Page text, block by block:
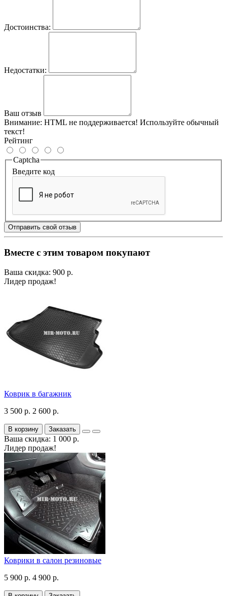
Достоинства:
Недостатки:
Ваш отзыв
Внимание: HTML не поддерживается! Используйте обычный
текст!
Рейтинг
Captcha
Введите код
Отправить свой отзыв
Вместе с этим товаром покупают
Ваша скидка: 900 р.
Лидер продаж!
Коврик в багажник
3 500 р. 2 600 р.
В корзину Заказать
Ваша скидка: 1 000 р.
Лидер продаж!
Коврики в салон резиновые
5 900 р. 4 900 р.